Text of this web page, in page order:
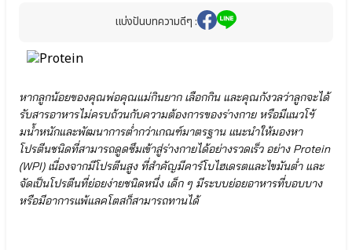
วางใจ
จากทั่ว
ภัณฑ์
หนังสือ
รู้แค่นี้
เข้าใจ
คนทั้ง
เกี่ยว
กับ
Promom
ความ
วางใจ
จาก
ทั่ว
ประเทศ
แบ่งปันบทความดีๆ :
หากลูกน้อยของคุณพ่อคุณแม่กินยาก เลือกกิน และคุณกังวลว่าลูกจะได้
รับสารอาหารไม่ครบถ้วนกับความต้องการของร่างกาย หรือมีแนวโฯ้
มน้ำหนักและพัฒนาการต่ำกว่าเกณฑ์มาตรฐาน แนะนำให้มองหา
โปรตีนชนิดที่สามารถดูดซึมเข้าสู่ร่างกายได้อย่างรวดเร็ว อย่าง Protein
(WPI) เนื่องจากมีโปรตีนสูง ที่สำคัญมีคาร์โบไฮเดรตและไขมันต่ำ และ
จัดเป็นโปรตีนที่ย่อยง่ายชนิดหนึ่ง เด็ก ๆ มีระบบย่อยอาหารที่บอบบาง
หรือมีอาการแพ้แลคโตสก็สามารถทานได้